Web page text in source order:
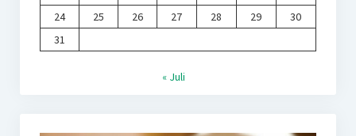
24
25 26 27 28 29
30
31
« Juli